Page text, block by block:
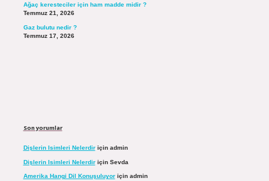
Ağaç keresteciler için ham madde midir ?
Temmuz 21, 2026
Gaz bulutu nedir ?
Temmuz 17, 2026
Son yorumlar
Dişlerin Isimleri Nelerdiriçin admin
Dişlerin Isimleri Nelerdiriçin Sevda
Amerika Hangi Dil Konuşuluyoriçin admin